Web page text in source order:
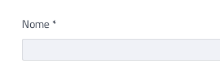
Nome *